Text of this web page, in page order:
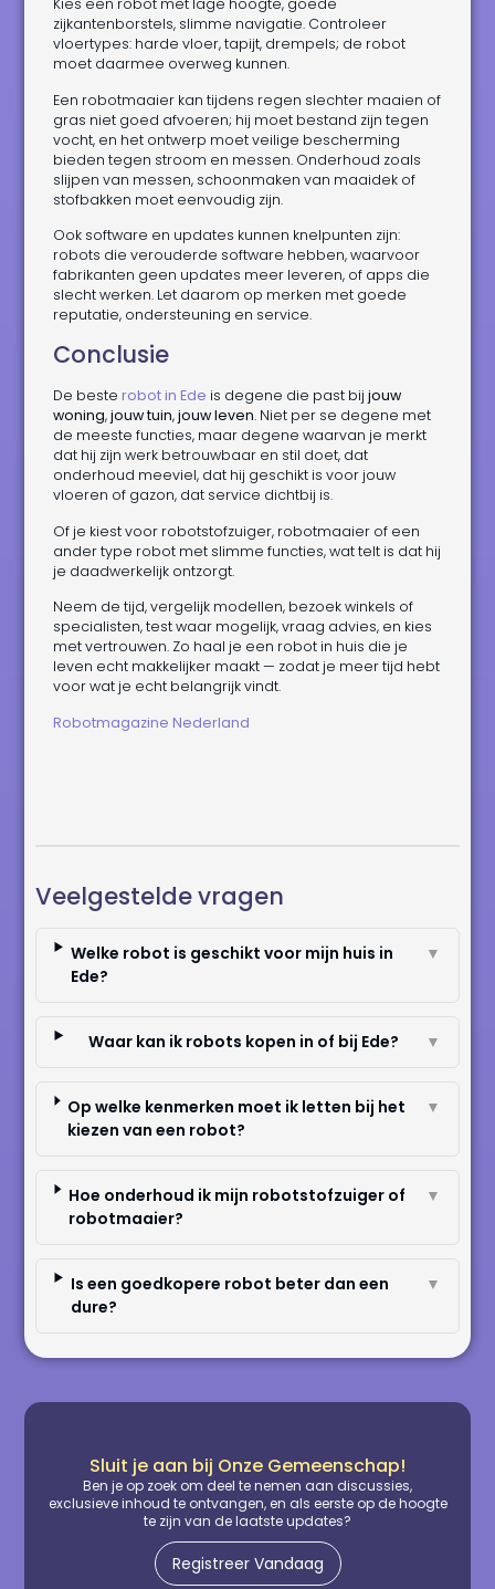
Kies een robot met lage hoogte, goede
zijkantenborstels, slimme navigatie. Controleer
vloertypes: harde vloer, tapijt, drempels; de robot
moet daarmee overweg kunnen.
Een robotmaaier kan tijdens regen slechter maaien of
gras niet goed afvoeren; hij moet bestand zijn tegen
vocht, en het ontwerp moet veilige bescherming
bieden tegen stroom en messen. Onderhoud zoals
slijpen van messen, schoonmaken van maaidek of
stofbakken moet eenvoudig zijn.
Ook software en updates kunnen knelpunten zijn:
robots die verouderde software hebben, waarvoor
fabrikanten geen updates meer leveren, of apps die
slecht werken. Let daarom op merken met goede
reputatie, ondersteuning en service.
Conclusie
De beste robot in Ede is degene die past bijjouw
woning,jouw tuin,jouw leven. Niet per se degene met
de meeste functies, maar degene waarvan je merkt
dat hij zijn werk betrouwbaar en stil doet, dat
onderhoud meeviel, dat hij geschikt is voor jouw
vloeren of gazon, dat service dichtbij is.
Of je kiest voor robotstofzuiger, robotmaaier of een
ander type robot met slimme functies, wat telt is dat hij
je daadwerkelijk ontzorgt.
Neem de tijd, vergelijk modellen, bezoek winkels of
specialisten, test waar mogelijk, vraag advies, en kies
met vertrouwen. Zo haal je een robot in huis die je
leven echt makkelijker maakt — zodat je meer tijd hebt
voor wat je echt belangrijk vindt.
Robotmagazine Nederland
Veelgestelde vragen
Welke robot is geschikt voor mijn huis in
Ede?
▼
Waar kan ik robots kopen in of bij Ede? ▼
Op welke kenmerken moet ik letten bij het
kiezen van een robot?
▼
Hoe onderhoud ik mijn robotstofzuiger of
robotmaaier?
▼
Is een goedkopere robot beter dan een
dure?
▼
Sluit je aan bij Onze Gemeenschap!
Ben je op zoek om deel te nemen aan discussies,
exclusieve inhoud te ontvangen, en als eerste op de hoogte
te zijn van de laatste updates?
Registreer Vandaag